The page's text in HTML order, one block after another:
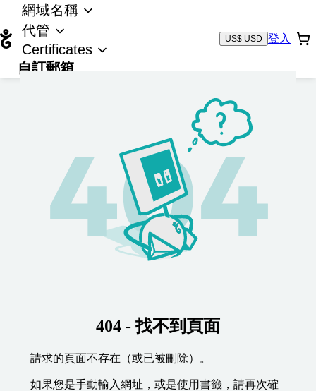
網域名稱
代管
Certificates
自訂郵箱
US$ USD 登入
404 - 找不到頁面
請求的頁面不存在（或已被刪除）。
如果您是手動輸入網址，或是使用書籤，請再次確